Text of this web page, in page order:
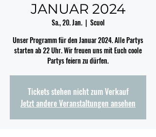
JANUAR 2024
Sa., 20. Jan.
  |
Scuol
Unser Programm für den Januar 2024. Alle Partys
starten ab 22 Uhr. Wir freuen uns mit Euch coole
Partys feiern zu dürfen.
Tickets stehen nicht zum Verkauf
Jetzt andere Veranstaltungen ansehen